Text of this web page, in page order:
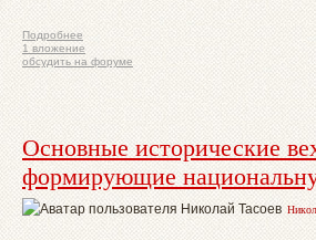
Подробнее
1 вложение
обсудить на форуме
Основные исторические
формирующие